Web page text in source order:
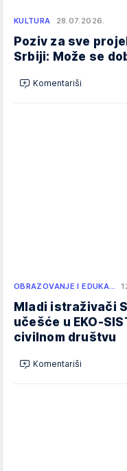
KULTURA 28.07.2026.
Poziv za sve
Srbiji: Može se
Komentariši
OBRAZOVANJE I EDUKA…
Mladi istraživači
učešće u EKO-
civilnom društvu
Komentariši